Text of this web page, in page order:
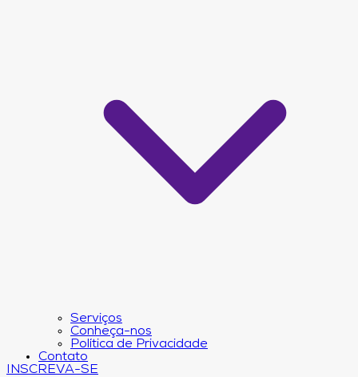
Serviços
Conheça-nos
Política de Privacidade
Contato
INSCREVA-SE